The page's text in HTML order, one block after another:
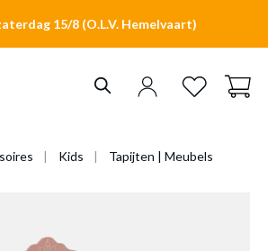
15/8 (O.L.V. Hemelvaart)
Kids Tapijten | Meubels